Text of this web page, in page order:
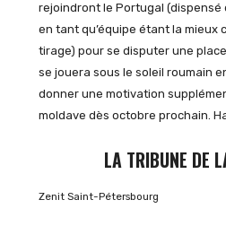
rejoindront le Portugal (dispensé
en tant qu’équipe étant la mieux
tirage) pour se disputer une
se jouera sous le soleil roumain
donner une motivation
moldave dès octobre prochain.
LA TRIBUNE DE
Zenit Saint-Pétersbourg